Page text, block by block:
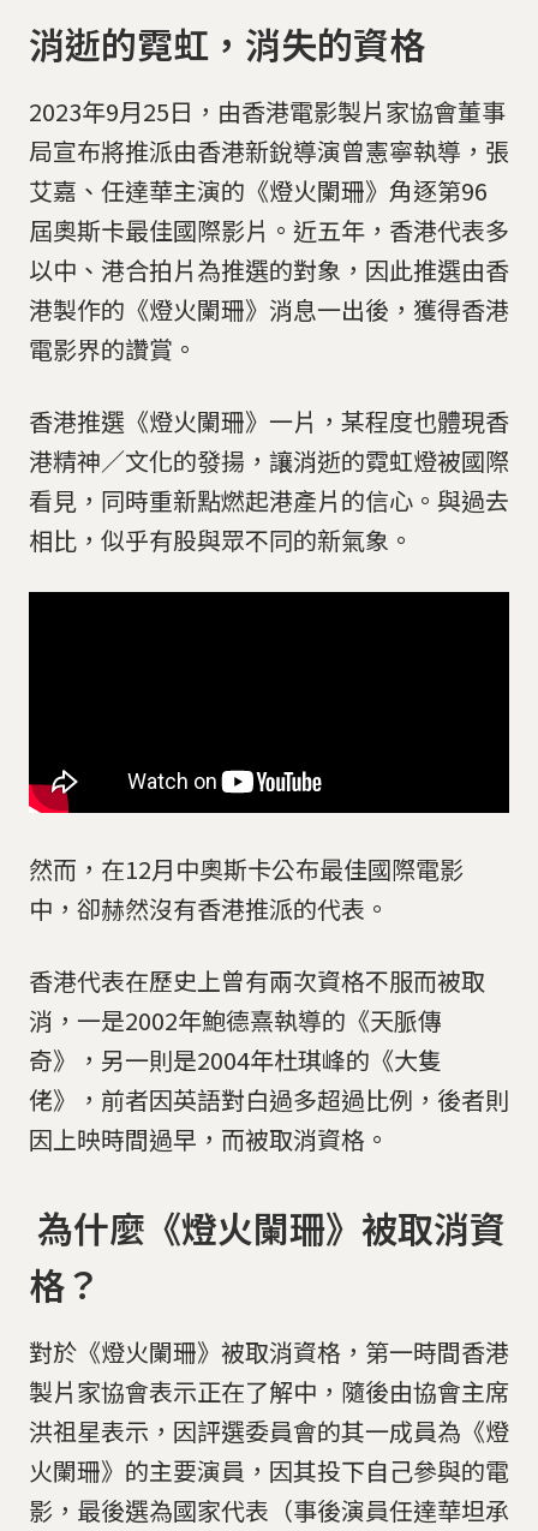
消逝的霓虹，消失的資格
2023年9月25日，由香港電影製片家協會董事
局宣布將推派由香港新銳導演曾憲寧執導，張
艾嘉、任達華主演的《燈火闌珊》角逐第96
屆奧斯卡最佳國際影片。近五年，香港代表多
以中、港合拍片為推選的對象，因此推選由香
港製作的《燈火闌珊》消息一出後，獲得香港
電影界的讚賞。
香港推選《燈火闌珊》一片，某程度也體現香
港精神／文化的發揚，讓消逝的霓虹燈被國際
看見，同時重新點燃起港產片的信心。與過去
相比，似乎有股與眾不同的新氣象。
然而，在12月中奧斯卡公布最佳國際電影
中，卻赫然沒有香港推派的代表。
香港代表在歷史上曾有兩次資格不服而被取
消，一是2002年鮑德熹執導的《天脈傳
奇》，另一則是2004年杜琪峰的《大隻
佬》，前者因英語對白過多超過比例，後者則
因上映時間過早，而被取消資格。
為什麼《燈火闌珊》被取消資
格？
對於《燈火闌珊》被取消資格，第一時間香港
製片家協會表示正在了解中，隨後由協會主席
洪祖星表示，因評選委員會的其一成員為《燈
火闌珊》的主要演員，因其投下自己參與的電
影，最後選為國家代表（事後演員任達華坦承